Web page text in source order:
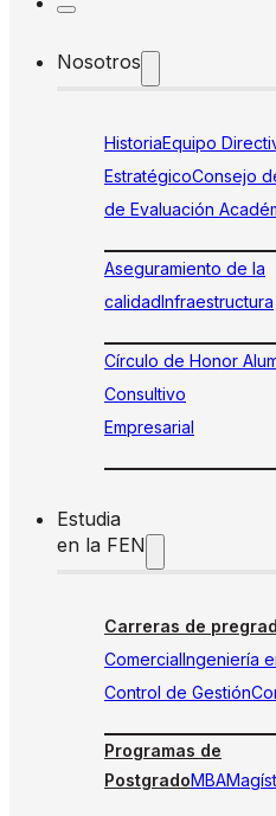
Nosotros
HistoriaEquipo
EstratégicoConsejo
de Evaluación
Aseguramiento de la
calidadInfraestructura
Círculo de Honor
Consultivo
Empresarial
Estudia
en la FEN
Carreras de
ComercialIngeniería
Control de Gestión
Programas de
PostgradoMBA